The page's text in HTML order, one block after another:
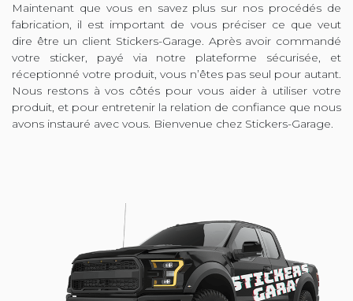
Maintenant que vous en savez plus sur nos procédés de
fabrication, il est important de vous préciser ce que veut
dire être un client Stickers-Garage. Après avoir commandé
votre sticker, payé via notre plateforme sécurisée, et
réceptionné votre produit, vous n’êtes pas seul pour autant.
Nous restons à vos côtés pour vous aider à utiliser votre
produit, et pour entretenir la relation de confiance que nous
avons instauré avec vous. Bienvenue chez Stickers-Garage.